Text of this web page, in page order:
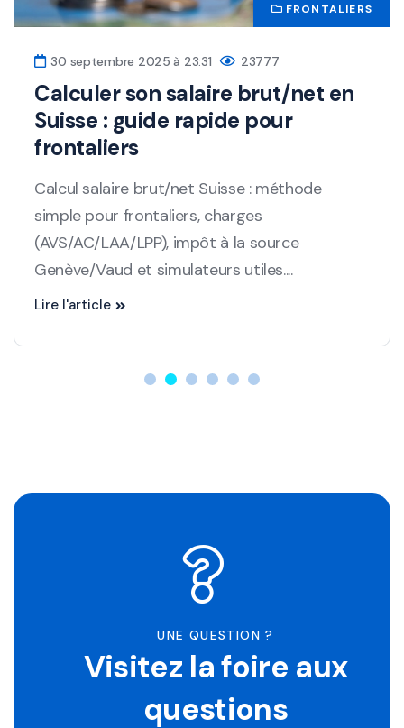
FRONTALIERS
30 septembre 2025 à 23:31 23777
Calculer son salaire brut/net en
Suisse : guide rapide pour
frontaliers
Calcul salaire brut/net Suisse : méthode
simple pour frontaliers, charges
(AVS/AC/LAA/LPP), impôt à la source
Genève/Vaud et simulateurs utiles....
Lire l'article
UNE QUESTION ?
Visitez la foire aux
questions